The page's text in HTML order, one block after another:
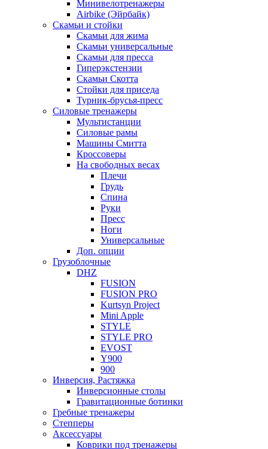
Минивелотренажеры
Airbike (Эйрбайк)
Скамьи и стойки
Скамьи для жима
Скамьи универсальные
Скамьи для пресса
Гиперэкстензии
Скамьи Скотта
Стойки для приседа
Турник-брусья-пресс
Силовые тренажеры
Мультистанции
Силовые рамы
Машины Смитта
Кроссоверы
На свободных весах
Плечи
Грудь
Спина
Руки
Пресс
Ноги
Универсальные
Доп. опции
Грузоблочные
DHZ
FUSION
FUSION PRO
Kurtsyn Project
Mini Apple
STYLE
STYLE PRO
EVOST
Y900
900
Инверсия, Растяжка
Инверсионные столы
Гравитационные ботинки
Гребные тренажеры
Степперы
Аксессуары
Коврики под тренажеры